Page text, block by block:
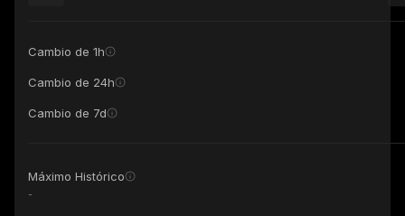
Cambio de 1h
Cambio de 24h
Cambio de 7d
Máximo Histórico
-